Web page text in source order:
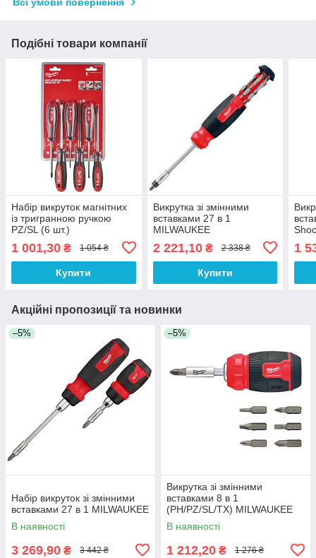
Подібні товари компанії
Набір викруток магнітних
із тригранною ручкою
PZ/SL (6 шт.)
1 001,30 ₴ 1 054 ₴
Купити
Викрутка зі змінними
вставками 27 в 1
MILWAUKEE
2 221,10₴ 2 338 ₴
Купити
1
Акційні пропозиції та новинки
–5%
Набір викруток зі змінними
вставками 27 в 1 MILWAUKEE
В наявності
3 269,90 ₴ 3 442 ₴
–5%
Викрутка зі змінними
вставками 8 в 1
(PH/PZ/SL/TX) MILWAUKEE
4932492807
В наявності
1 212,20 ₴ 1 276 ₴